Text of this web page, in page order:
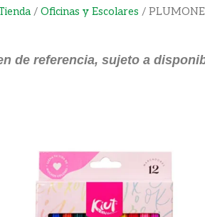
/ Oficinas y Escolares /
de referencia, sujeto a